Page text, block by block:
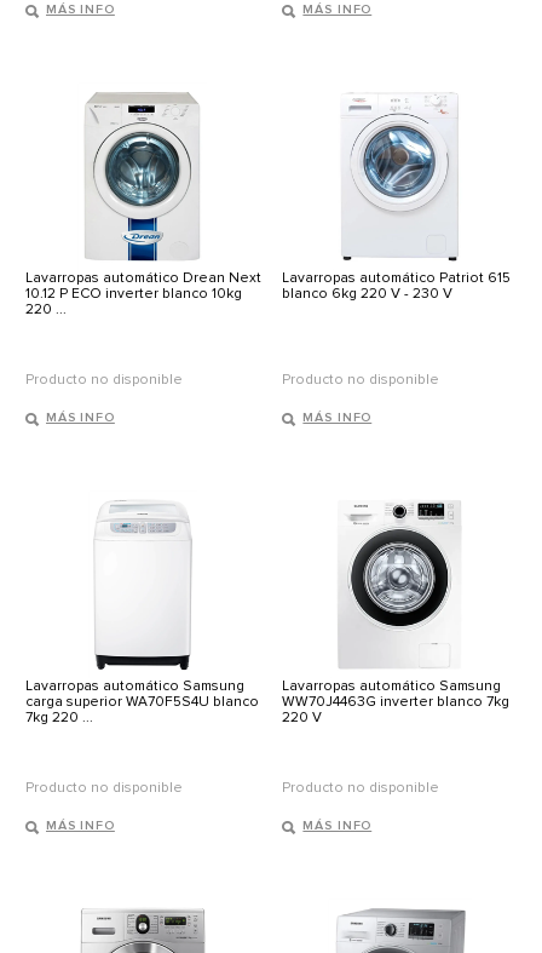
MÁS INFO MÁS INFO
Lavarropas automático Drean Next
10.12 P ECO inverter blanco 10kg
220 ...
Producto no disponible
MÁS INFO
Lavarropas automático Patriot 615
blanco 6kg 220 V - 230 V
Producto no disponible
MÁS INFO
Lavarropas automático Samsung
carga superior WA70F5S4U blanco
7kg 220 ...
Producto no disponible
MÁS INFO
Lavarropas automático Samsung
WW70J4463G inverter blanco 7kg
220 V
Producto no disponible
MÁS INFO